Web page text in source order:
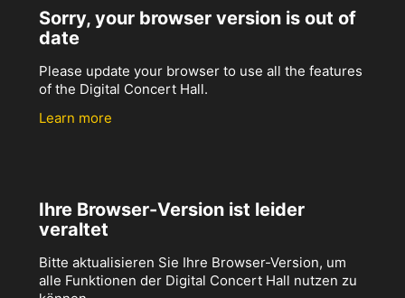
Sorry, your browser version is out of
date
Please update your browser to use all the features
of the Digital Concert Hall.
Learn more
Ihre Browser-Version ist leider
veraltet
Bitte aktualisieren Sie Ihre Browser-Version, um
alle Funktionen der Digital Concert Hall nutzen zu